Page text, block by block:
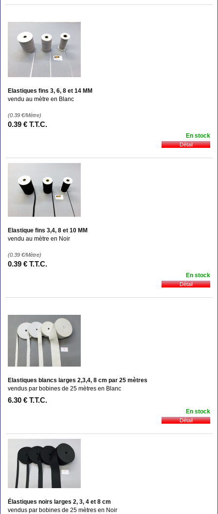
Elastiques fins 3, 6, 8 et 14 MM
vendu au mètre en Blanc
(0.39 €/Mètre)
0.39 € T.T.C.
En stock
Elastique fins 3,4, 8 et 10 MM
vendu au mètre en Noir
(0.39 €/Mètre)
0.39 € T.T.C.
En stock
Elastiques blancs larges 2,3,4, 8 cm par 25 mètres
vendus par bobines de 25 mètres en Blanc
6.30 € T.T.C.
En stock
Élastiques noirs larges 2, 3, 4 et 8 cm
vendus par bobines de 25 mètres en Noir